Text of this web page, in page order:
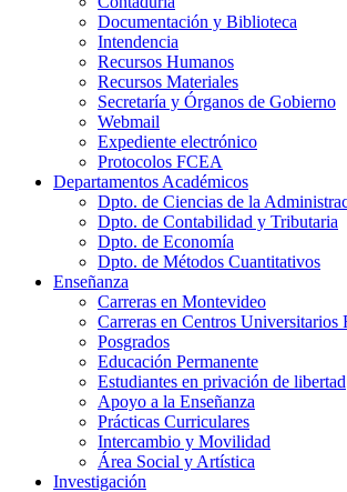
Documentación y Biblioteca
Intendencia
Recursos Humanos
Recursos Materiales
Secretaría y Órganos de Gobierno
Webmail
Expediente electrónico
Protocolos FCEA
Departamentos Académicos
Dpto. de Ciencias de la
Dpto. de Contabilidad y Tributaria
Dpto. de Economía
Dpto. de Métodos Cuantitativos
Enseñanza
Carreras en Montevideo
Carreras en Centros Universitarios
Posgrados
Educación Permanente
Estudiantes en privación de libertad
Apoyo a la Enseñanza
Prácticas Curriculares
Intercambio y Movilidad
Área Social y Artística
Investigación